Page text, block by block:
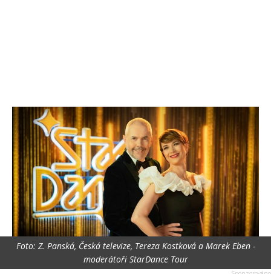
Foto: Z. Panská, Česká televize, Tereza Kostková a Marek Eben -
moderátoři StarDance Tour